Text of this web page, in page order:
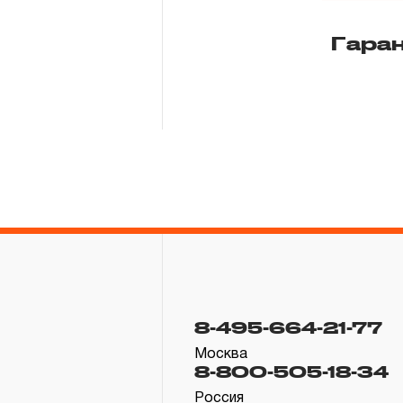
8-495-664-21-77
Москва
8-800-505-18-34
Россия